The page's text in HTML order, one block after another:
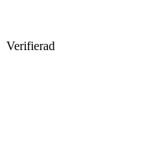
Verifierad